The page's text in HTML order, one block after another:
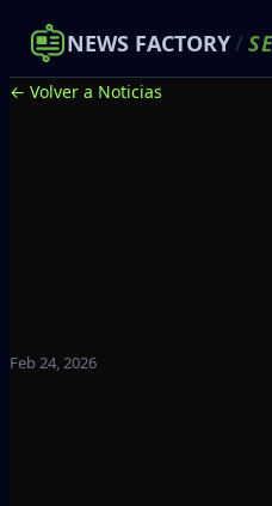
NEWS FACTORY/
← Volver a Noticias
Feb 24, 2026